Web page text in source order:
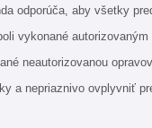
odporúča, aby všetky
vykonané
neautorizovanou
a nepriaznivo ovplyvniť